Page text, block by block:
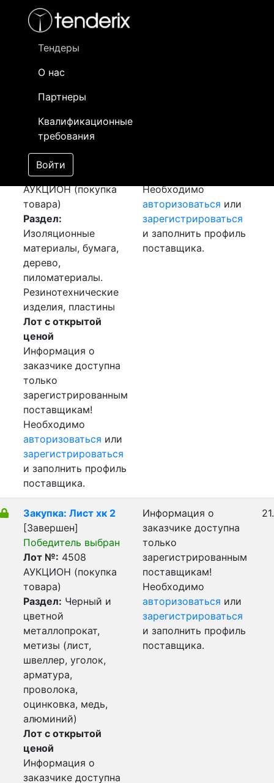
Тендеры
О нас
Партнеры
Квалификационные
требования
Войти
- активный лот
- сохраненный лот (не опубликован)
Закупка: Сетка
стекловолоконная
[Завершен]
Победитель выбран
Лот №:4509
АУКЦИОН (покупка
товара)
Раздел:
Изоляционные
материалы, бумага,
дерево,
пиломатериалы.
Резинотехнические
изделия, пластины
Лот с открытой
ценой
Информация о
заказчике доступна
только
зарегистрированным
поставщикам!
Необходимо
авторизоваться или
зарегистрироваться
и заполнить профиль
поставщика.
Необходимо
авторизоваться или
зарегистрироваться
и заполнить профиль
поставщика.
Закупка: Лист хк 2
[Завершен]
Победитель выбран
Лот №: 4508
АУКЦИОН (покупка
товара)
Раздел: Черный и
цветной
металлопрокат,
метизы (лист,
швеллер, уголок,
арматура,
проволока,
оцинковка, медь,
алюминий)
Лот с открытой
ценой
Информация о
заказчике доступна
Информация о
заказчике доступна
только
зарегистрированным
поставщикам!
Необходимо
авторизоваться или
зарегистрироваться
и заполнить профиль
поставщика.